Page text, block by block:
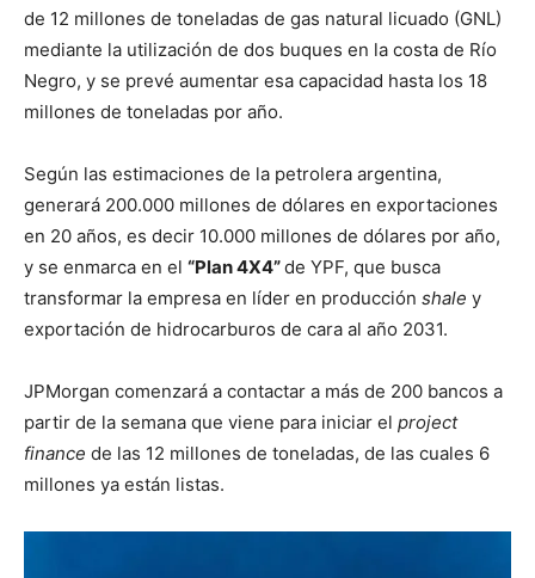
de 12 millones de toneladas de gas natural licuado (GNL)
mediante la utilización de dos buques en la costa de Río
Negro, y se prevé aumentar esa capacidad hasta los 18
millones de toneladas por año.
Según las estimaciones de la petrolera argentina,
generará 200.000 millones de dólares en exportaciones
en 20 años, es decir 10.000 millones de dólares por año,
y se enmarca en el “Plan 4X4”de YPF, que busca
transformar la empresa en líder en producción shale y
exportación de hidrocarburos de cara al año 2031.
JPMorgan comenzará a contactar a más de 200 bancos a
partir de la semana que viene para iniciar el project
finance de las 12 millones de toneladas, de las cuales 6
millones ya están listas.